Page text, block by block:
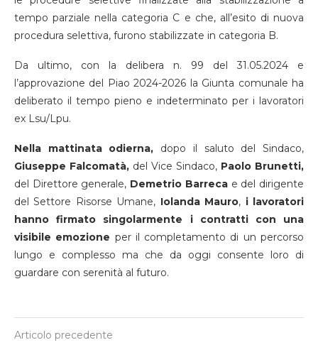
tempo parziale nella categoria C e che, all’esito di nuova
procedura selettiva, furono stabilizzate in categoria B.
Da ultimo, con la delibera n. 99 del 31.05.2024 e
l’approvazione del Piao 2024-2026 la Giunta comunale ha
deliberato il tempo pieno e indeterminato per i lavoratori
ex Lsu/Lpu.
Nella mattinata odierna, dopo il saluto del Sindaco,
Giuseppe Falcomatà, del Vice Sindaco, Paolo Brunetti,
del Direttore generale, Demetrio Barrecae del dirigente
del Settore Risorse Umane, Iolanda Mauro, i lavoratori
hanno firmato singolarmente i contratti con una
visibile emozione per il completamento di un percorso
lungo e complesso ma che da oggi consente loro di
guardare con serenità al futuro.
Articolo precedente